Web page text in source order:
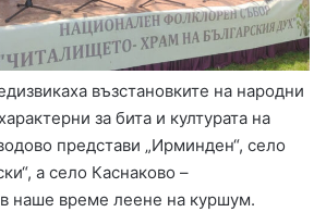
възстановките на народни
за бита и културата на
представи „Ирминден“, село
а село Каснаково –
в наше време леене на куршум.